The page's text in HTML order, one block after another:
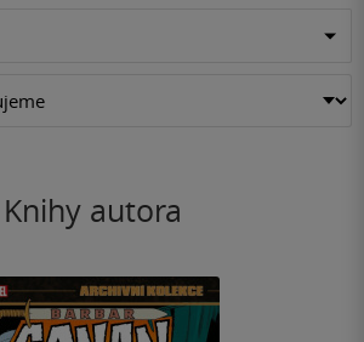
Knihy autora